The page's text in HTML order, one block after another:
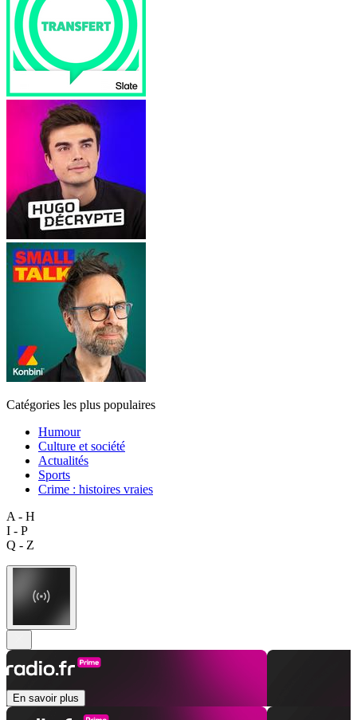
Catégories les plus populaires
Humour
Culture et société
Actualités
Sports
Crime : histoires vraies
A - H
I - P
Q - Z
En savoir plus